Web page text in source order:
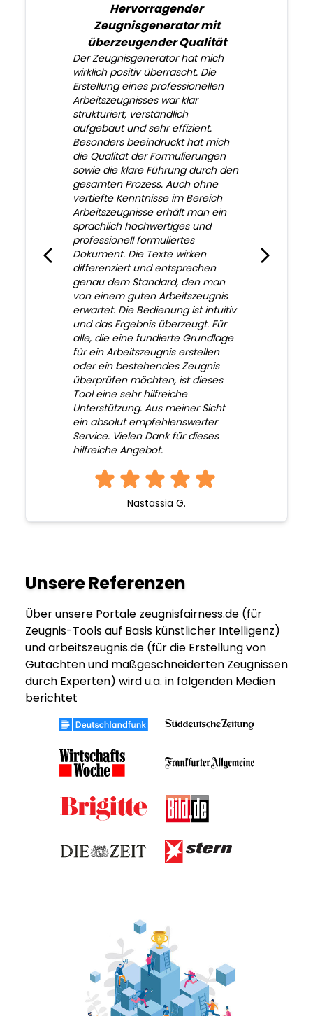
Hervorragender
Zeugnisgenerator mit
überzeugender Qualität
Der Zeugnisgenerator hat mich
wirklich positiv überrascht. Die
Erstellung eines professionellen
Arbeitszeugnisses war klar
strukturiert, verständlich
aufgebaut und sehr effizient.
Besonders beeindruckt hat mich
die Qualität der Formulierungen
sowie die klare Führung durch den
gesamten Prozess. Auch ohne
vertiefte Kenntnisse im Bereich
Arbeitszeugnisse erhält man ein
sprachlich hochwertiges und
professionell formuliertes
Dokument. Die Texte wirken
differenziert und entsprechen
genau dem Standard, den man
von einem guten Arbeitszeugnis
erwartet. Die Bedienung ist intuitiv
und das Ergebnis überzeugt. Für
alle, die eine fundierte Grundlage
für ein Arbeitszeugnis erstellen
oder ein bestehendes Zeugnis
überprüfen möchten, ist dieses
Tool eine sehr hilfreiche
Unterstützung. Aus meiner Sicht
ein absolut empfehlenswerter
Service. Vielen Dank für dieses
hilfreiche Angebot.
Nastassia G.
Unsere Referenzen
Über unsere Portale zeugnisfairness.de (für
Zeugnis-Tools auf Basis künstlicher Intelligenz)
und arbeitszeugnis.de (für die Erstellung von
Gutachten und maßgeschneiderten Zeugnissen
durch Experten) wird u.a. in folgenden Medien
berichtet